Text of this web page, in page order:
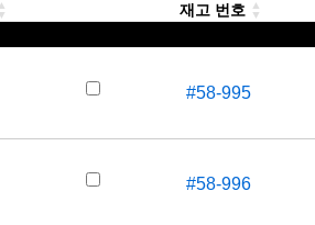
재고 번호
#58-995
#58-996